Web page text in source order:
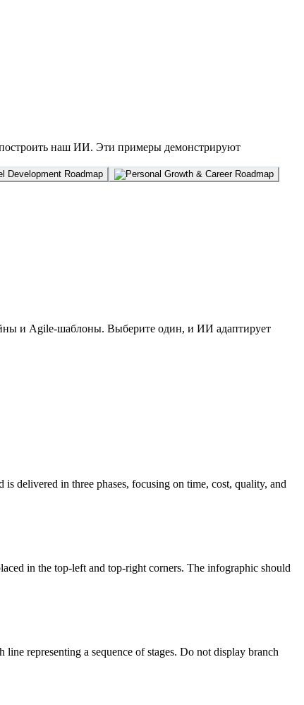
наш ИИ. Эти примеры демонстрируют
и Agile-шаблоны. Выберите один, и ИИ адаптирует
delivered in three phases, focusing on time, cost, quality, and
in the top-left and top-right corners. The infographic should
representing a sequence of stages. Do not display branch